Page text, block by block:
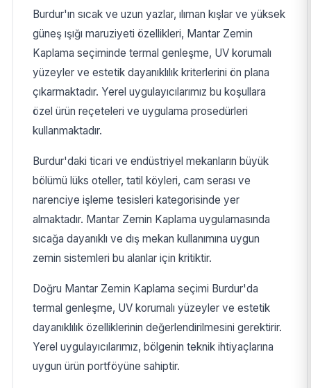
Burdur'ın sıcak ve uzun yazlar, ılıman kışlar ve yüksek
güneş ışığı maruziyeti özellikleri, Mantar Zemin
Kaplama seçiminde termal genleşme, UV korumalı
yüzeyler ve estetik dayanıklılık kriterlerini ön plana
çıkarmaktadır. Yerel uygulayıcılarımız bu koşullara
özel ürün reçeteleri ve uygulama prosedürleri
kullanmaktadır.
Burdur'daki ticari ve endüstriyel mekanların büyük
bölümü lüks oteller, tatil köyleri, cam serası ve
narenciye işleme tesisleri kategorisinde yer
almaktadır. Mantar Zemin Kaplama uygulamasında
sıcağa dayanıklı ve dış mekan kullanımına uygun
zemin sistemleri bu alanlar için kritiktir.
Doğru Mantar Zemin Kaplama seçimi Burdur'da
termal genleşme, UV korumalı yüzeyler ve estetik
dayanıklılık özelliklerinin değerlendirilmesini gerektirir.
Yerel uygulayıcılarımız, bölgenin teknik ihtiyaçlarına
uygun ürün portföyüne sahiptir.